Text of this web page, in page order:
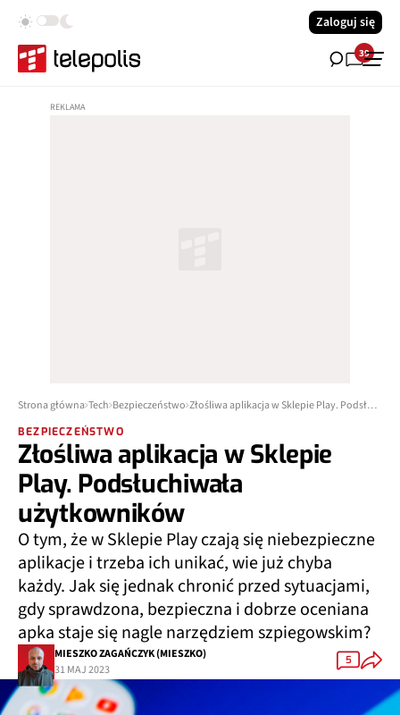
Zaloguj się
39
Strona główna Tech Bezpieczeństwo Złośliwa aplikacja w Sklepie Play. Podsłuchiwała użytkowników
BEZPIECZEŃSTWO
Złośliwa aplikacja w Sklepie
Play. Podsłuchiwała
użytkowników
O tym, że w Sklepie Play czają się niebezpieczne
aplikacje i trzeba ich unikać, wie już chyba
każdy. Jak się jednak chronić przed sytuacjami,
gdy sprawdzona, bezpieczna i dobrze oceniana
apka staje się nagle narzędziem szpiegowskim?
MIESZKO ZAGAŃCZYK (MIESZKO)
31 MAJ 2023
5